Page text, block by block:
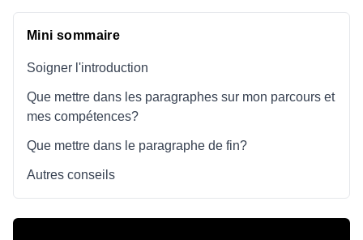
Mini sommaire
Soigner l'introduction
Que mettre dans les paragraphes sur mon parcours et
mes compétences?
Que mettre dans le paragraphe de fin?
Autres conseils